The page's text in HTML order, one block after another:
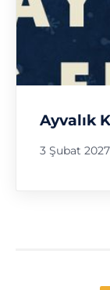
Ayvalık
3 Şubat 2027